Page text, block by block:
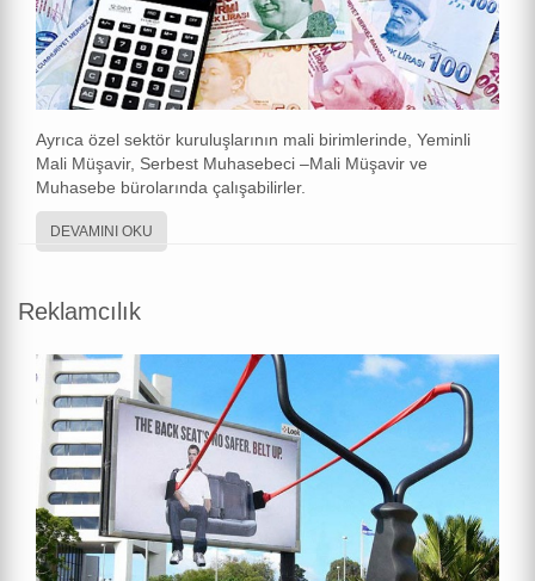
Ayrıca özel sektör kuruluşlarının mali birimlerinde, Yeminli
Mali Müşavir, Serbest Muhasebeci –Mali Müşavir ve
Muhasebe bürolarında çalışabilirler.
DEVAMINI OKU
Reklamcılık